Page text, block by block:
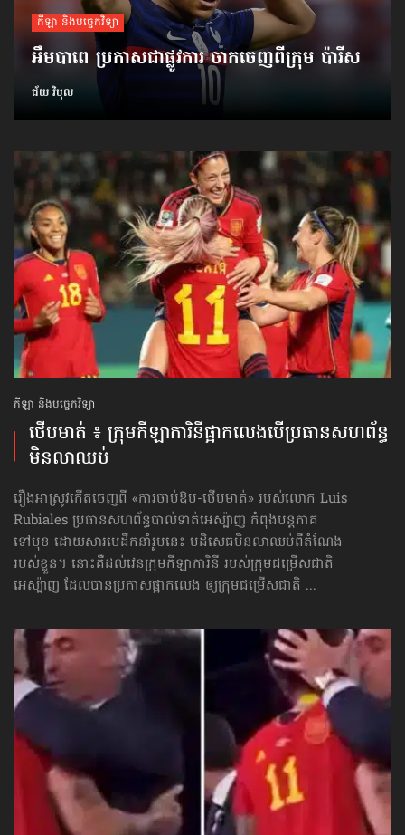
កីឡា និងបច្ចេកវិទ្យា
អឹមបាពេ ប្រកាសជាផ្លូវការ ចាកចេញពីក្រុម ប៉ារីស
ជ័យ វិបុល
កីឡា និងបច្ចេកវិទ្យា
ថើបមាត់ ៖ ក្រុមកីឡាការិនី​ផ្អាកលេង​​បើប្រធានសហព័ន្ធ​
មិនលាឈប់
រឿងអាស្រូវកើតចេញពី «ការចាប់ឱប-ថើបមាត់» របស់លោក Luis
Rubiales ប្រធានសហព័ន្ធបាល់ទាត់អេស្ប៉ាញ កំពុងបន្តភាគ
ទៅមុខ ដោយសារមេដឹកនាំរូបនេះ បដិសេធមិនលាឈប់ពីតំណែង
របស់ខ្លួន។ នោះគឺដល់វេនក្រុមកីឡាការិនី របស់ក្រុមជម្រើសជាតិ
អេស្ប៉ាញ ដែលបានប្រកាសផ្អាកលេង ឲ្យក្រុមជម្រើសជាតិ ...